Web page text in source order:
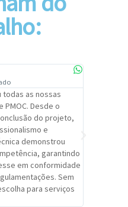
todas as nossas
Desde o
do projeto,
e
demonstrou
garantindo
em conformidade
Sem
para serviços